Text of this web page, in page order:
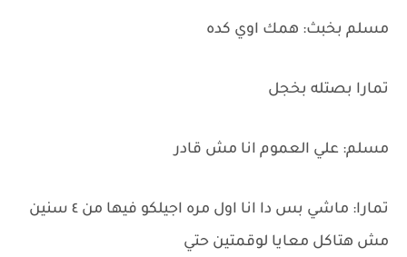
مسلم بخبث: همك اوي كده
تمارا بصتله بخجل
مسلم: علي العموم انا مش قادر
تمارا: ماشي بس دا انا اول مره اجيلكو فيها من ٤ سنين
مش هتاكل معايا لوقمتين حتي